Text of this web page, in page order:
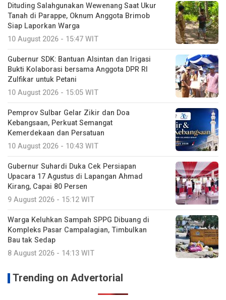
Dituding Salahgunakan Wewenang Saat Ukur
Tanah di Parappe, Oknum Anggota Brimob
Siap Laporkan Warga
10 August 2026 - 15:47 WIT
Gubernur SDK: Bantuan Alsintan dan Irigasi
Bukti Kolaborasi bersama Anggota DPR RI
Zulfikar untuk Petani
10 August 2026 - 15:05 WIT
Pemprov Sulbar Gelar Zikir dan Doa
Kebangsaan, Perkuat Semangat
Kemerdekaan dan Persatuan
10 August 2026 - 10:43 WIT
Gubernur Suhardi Duka Cek Persiapan
Upacara 17 Agustus di Lapangan Ahmad
Kirang, Capai 80 Persen
9 August 2026 - 15:12 WIT
Warga Keluhkan Sampah SPPG Dibuang di
Kompleks Pasar Campalagian, Timbulkan
Bau tak Sedap
8 August 2026 - 14:13 WIT
Trending on Advertorial